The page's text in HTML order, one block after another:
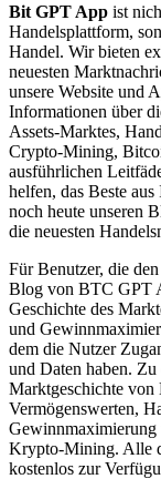
Bit GPT App ist
Handelsplattform,
Handel. Wir bieten
neuesten
unsere Website und
Informationen über
Assets-Marktes,
Crypto-Mining,
ausführlichen
helfen, das Beste
noch heute unseren
die neuesten
Für Benutzer, die
Blog von BTC GPT
Geschichte des
und
dem die Nutzer
und Daten haben.
Marktgeschichte
Vermögenswerten,
Krypto-Mining. Alle
kostenlos zur